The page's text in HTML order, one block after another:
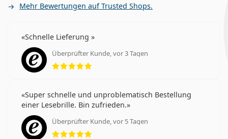
Mehr Bewertungen auf Trusted Shops.
Schnelle Lieferung
Überprüfter Kunde, vor 3 Tagen
Bewertung 5 aus 5
Super schnelle und unproblematisch Bestellung
einer Lesebrille. Bin zufrieden.
Überprüfter Kunde, vor 5 Tagen
Bewertung 5 aus 5